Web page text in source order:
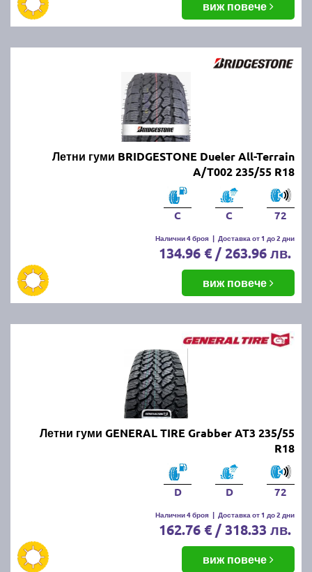
виж повече
Летни гуми BRIDGESTONE Dueler All-Terrain
A/T002 235/55 R18
C C 72
Налични 4 броя | Доставка от 1 до 2 дни
134.96 € / 263.96 лв.
виж повече
Летни гуми GENERAL TIRE Grabber AT3 235/55
R18
D D 72
Налични 4 броя | Доставка от 1 до 2 дни
162.76 € / 318.33 лв.
виж повече